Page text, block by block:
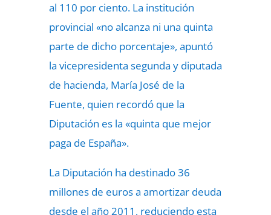
al 110 por ciento. La institución
provincial «no alcanza ni una quinta
parte de dicho porcentaje», apuntó
la vicepresidenta segunda y diputada
de hacienda, María José de la
Fuente, quien recordó que la
Diputación es la «quinta que mejor
paga de España».
La Diputación ha destinado 36
millones de euros a amortizar deuda
desde el año 2011, reduciendo esta